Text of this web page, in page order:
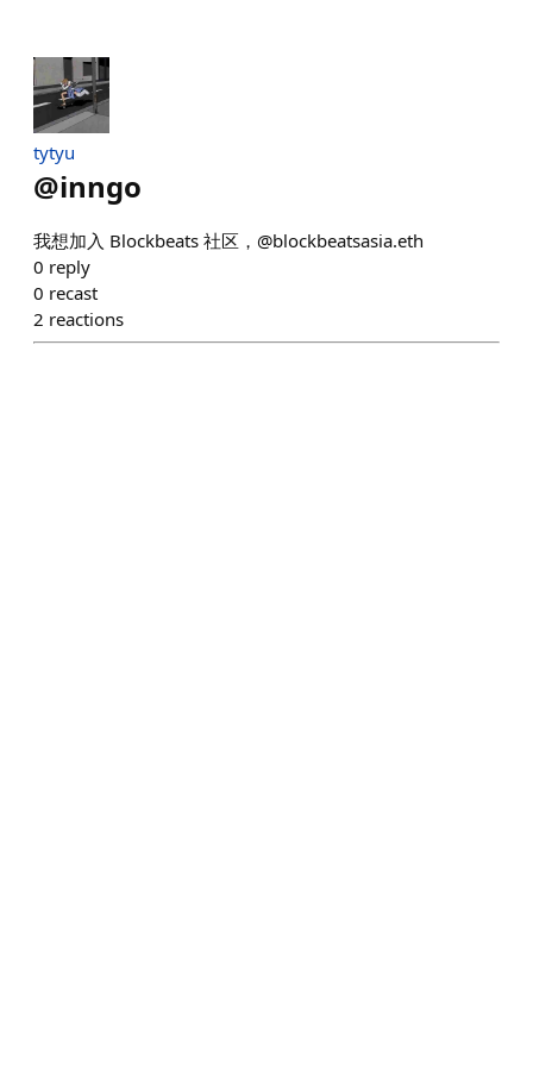
tytyu
@inngo
我想加入 Blockbeats 社区，@blockbeatsasia.eth
0 reply
0 recast
2 reactions